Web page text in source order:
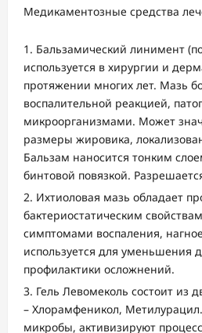
Медикаментозные средства
Бальзамический линимент
используется в хирургии и
протяжении многих лет. Мазь
воспалительной реакцией,
микроорганизмами. Может
размеры жировика,
Бальзам наносится тонким
бинтовой повязкой.
Ихтиоловая мазь обладает
бактериостатическим
симптомами воспаления,
используется для уменьшения
профилактики осложнений.
Гель Левомеколь состоит из
– Хлорамфеникол,
микробы, активизируют